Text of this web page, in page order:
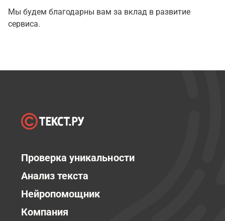
Мы будем благодарны вам за вклад в развитие
сервиса.
Проверка уникальности
Анализ текста
Нейропомощник
Компания